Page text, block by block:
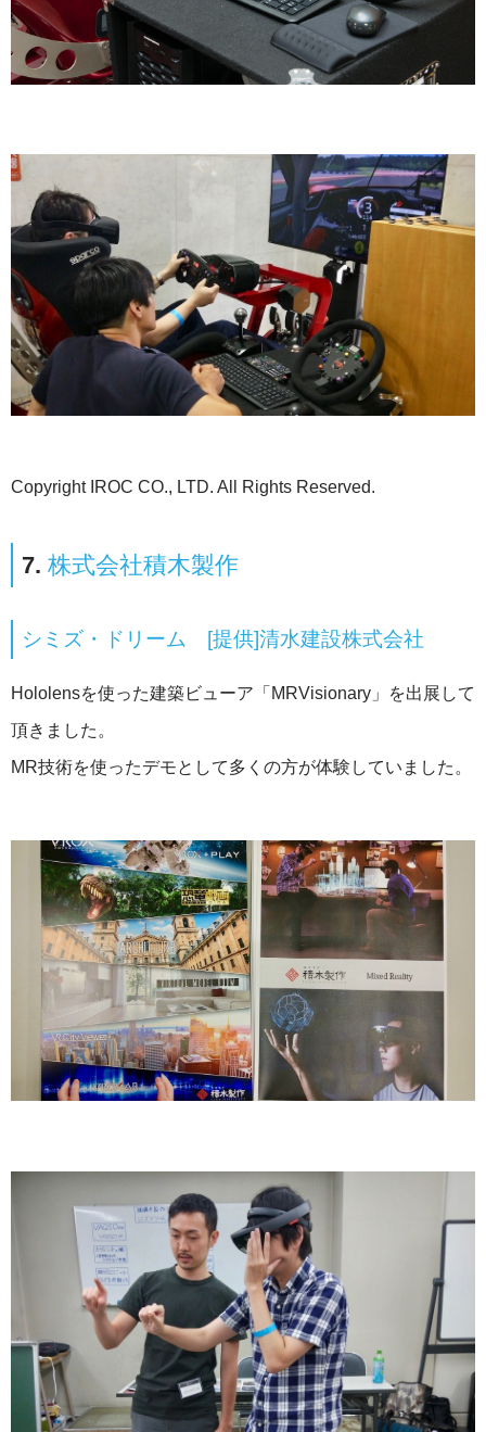
Copyright IROC CO., LTD. All Rights Reserved.
7. 株式会社積木製作
シミズ・ドリーム [提供]清水建設株式会社
Hololensを使った建築ビューア「MRVisionary」を出展して
頂きました。
MR技術を使ったデモとして多くの方が体験していました。